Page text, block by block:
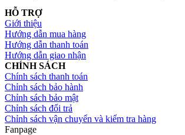
HỖ TRỢ
Giới thiệu
Hướng dẫn mua hàng
Hướng dẫn thanh toán
Hướng dẫn giao nhận
CHÍNH SÁCH
Chính sách thanh toán
Chỉnh sách bảo hành
Chỉnh sách bảo mật
Chỉnh sách đổi trả
Chỉnh sách vận chuyển và kiểm tra hàng
Fanpage